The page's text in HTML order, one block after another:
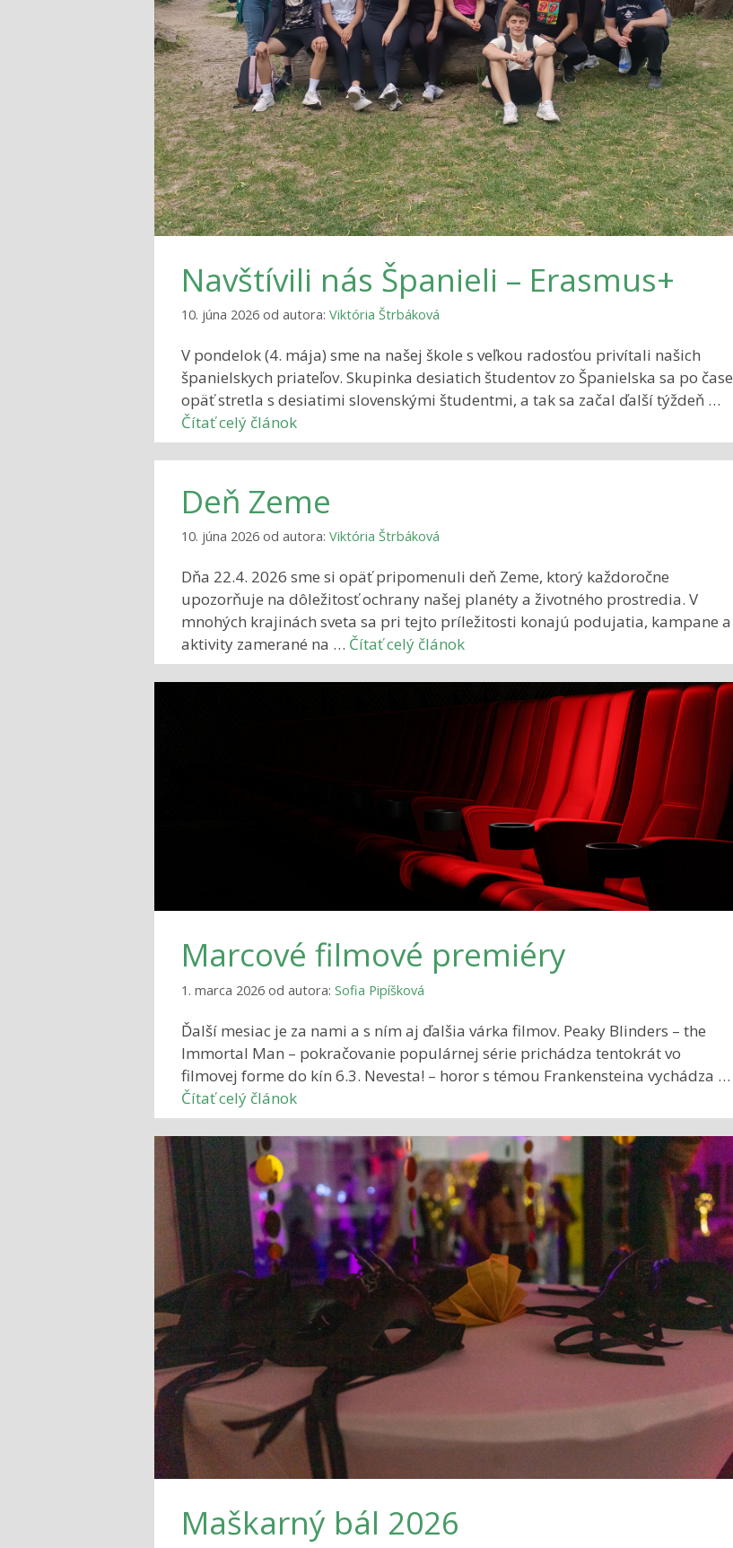
Navštívili nás Španieli – Erasmus+
10. júna 2026 od autora: Viktória Štrbáková
V pondelok (4. mája) sme na našej škole s veľkou radosťou privítali našich
španielskych priateľov. Skupinka desiatich študentov zo Španielska sa po čase
opäť stretla s desiatimi slovenskými študentmi, a tak sa začal ďalší týždeň …
Čítať celý článok
Deň Zeme
10. júna 2026 od autora: Viktória Štrbáková
Dňa 22.4. 2026 sme si opäť pripomenuli deň Zeme, ktorý každoročne
upozorňuje na dôležitosť ochrany našej planéty a životného prostredia. V
mnohých krajinách sveta sa pri tejto príležitosti konajú podujatia, kampane a
aktivity zamerané na … Čítať celý článok
Marcové filmové premiéry
1. marca 2026 od autora: Sofia Pipíšková
Ďalší mesiac je za nami a s ním aj ďalšia várka filmov. Peaky Blinders – the
Immortal Man – pokračovanie populárnej série prichádza tentokrát vo
filmovej forme do kín 6.3. Nevesta! – horor s témou Frankensteina vychádza …
Čítať celý článok
Maškarný bál 2026